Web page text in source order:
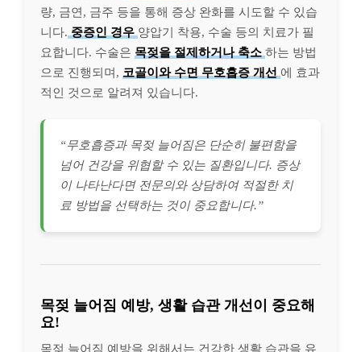
량, 금연, 금주 등을 통해 증상 완화를 시도할 수 있습
니다. 중증인 경우 양압기 착용, 수술 등의 치료가 필
요합니다. 수술은 목젖을 절제하거나 축소 하는 방법
으로 진행되며, 코골이와 수면 무호흡증 개선 에 효과
적인 것으로 알려져 있습니다.
“무호흡증과 목젖 늘어짐은 단순히 불편함을
넘어 건강을 위협할 수 있는 질환입니다. 증상
이 나타난다면 전문의와 상담하여 적절한 치
료 방법을 선택하는 것이 중요합니다.”
목젖 늘어짐 예방, 생활 습관 개선이 중요해
요!
목젖 늘어짐 예방을 위해서는 건강한 생활 습관을 유